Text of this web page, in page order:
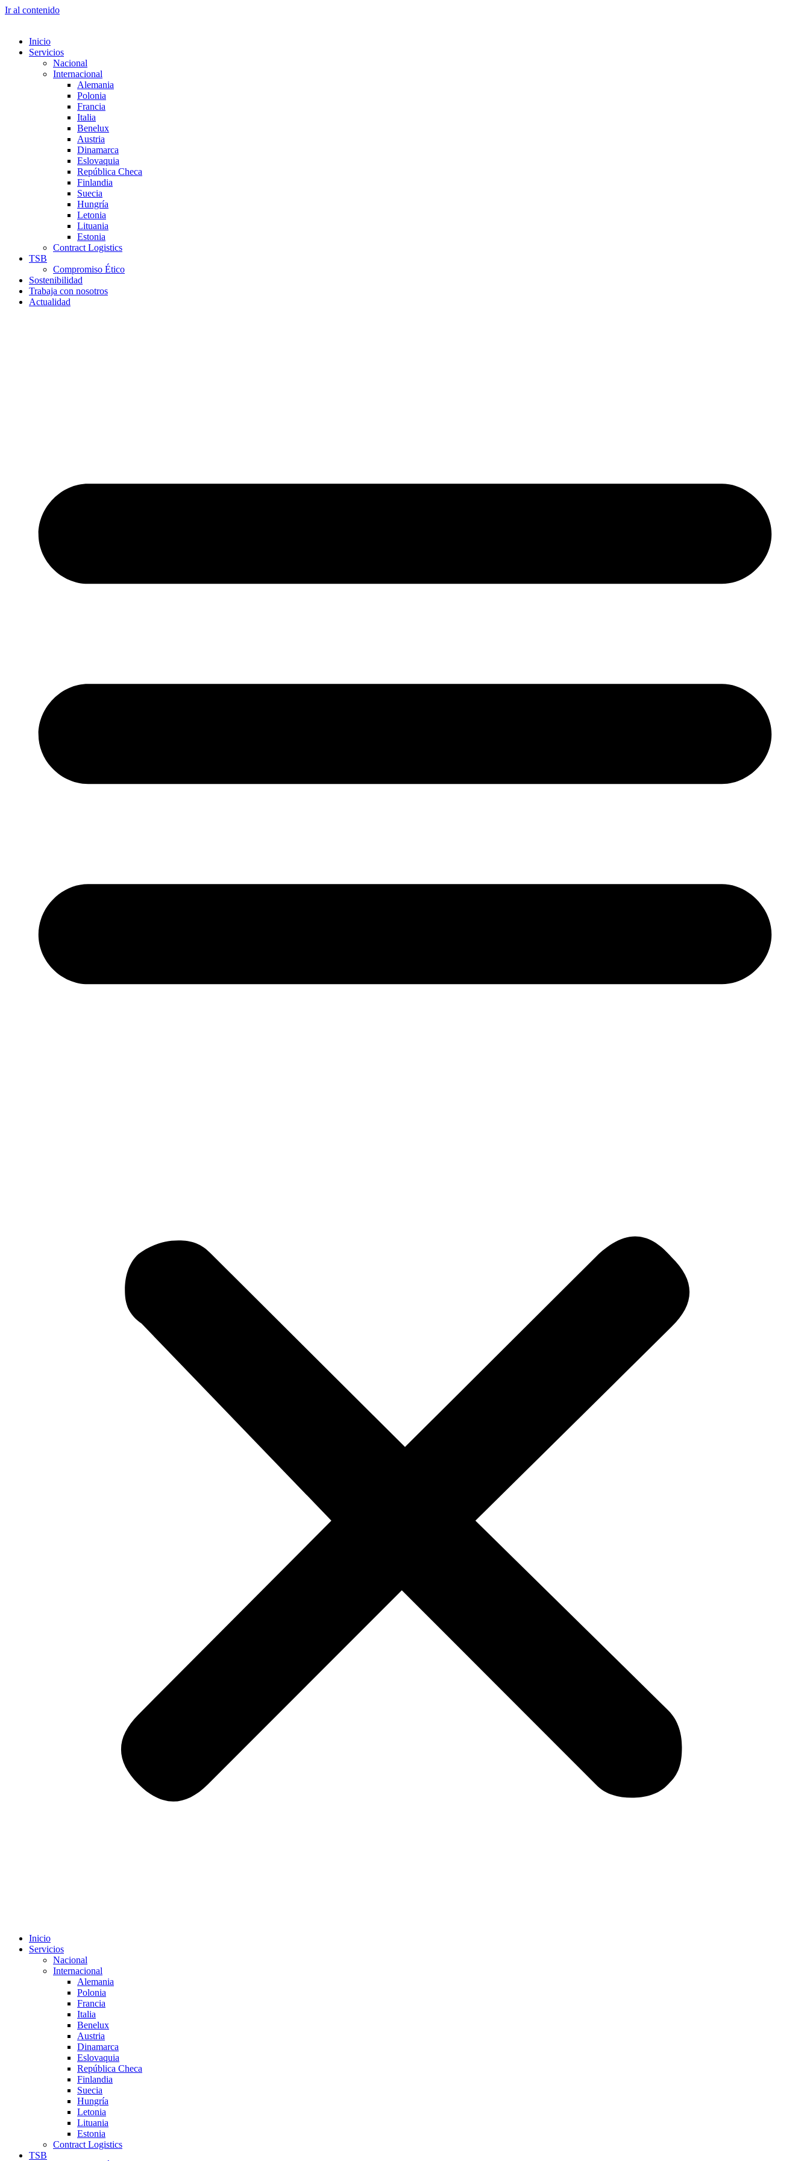
Ir al contenido
Inicio
Servicios
Nacional
Internacional
Alemania
Polonia
Francia
Italia
Benelux
Austria
Dinamarca
Eslovaquia
República Checa
Finlandia
Suecia
Hungría
Letonia
Lituania
Estonia
Contract Logistics
TSB
Compromiso Ético
Sostenibilidad
Trabaja con nosotros
Actualidad
Inicio
Servicios
Nacional
Internacional
Alemania
Polonia
Francia
Italia
Benelux
Austria
Dinamarca
Eslovaquia
República Checa
Finlandia
Suecia
Hungría
Letonia
Lituania
Estonia
Contract Logistics
TSB